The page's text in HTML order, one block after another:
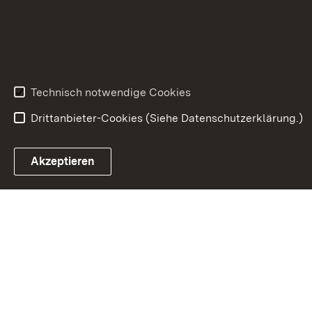
Technisch notwendige Cookies
Drittanbieter-Cookies (Siehe Datenschutzerklärung.)
Akzeptieren